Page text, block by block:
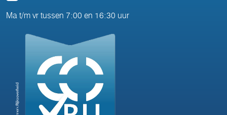
Ma t/m vr tussen 7:00 en 16:30 uur